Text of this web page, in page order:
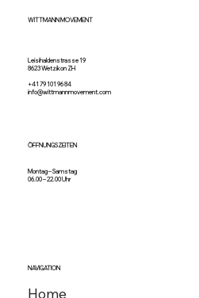
WITTMANN MOVEMENT
Leisihaldenstrasse 19
8623 Wetzikon ZH
+41 79 101 96 84
info@wittmannmovement.com
ÖFFNUNGSZEITEN
Montag – Samstag
06.00 – 22.00 Uhr
Home
NAVIGATION